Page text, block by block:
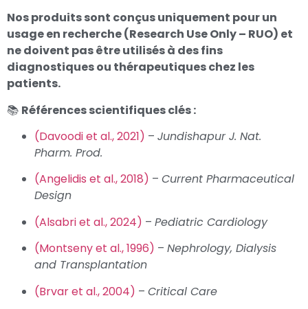
Nos produits sont conçus uniquement pour un
usage en recherche (Research Use Only – RUO) et
ne doivent pas être utilisés à des fins
diagnostiques ou thérapeutiques chez les
patients.
📚 Références scientifiques clés :
(Davoodi et al., 2021) – Jundishapur J. Nat.
Pharm. Prod.
(Angelidis et al., 2018) – Current Pharmaceutical
Design
(Alsabri et al., 2024) – Pediatric Cardiology
(Montseny et al., 1996) – Nephrology, Dialysis
and Transplantation
(Brvar et al., 2004) – Critical Care